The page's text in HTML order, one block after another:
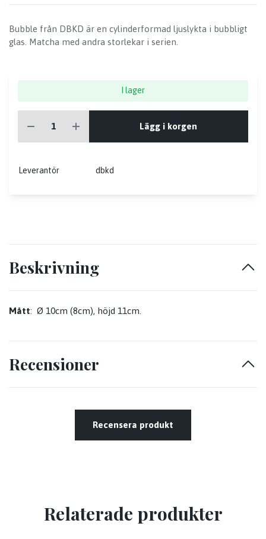
Bubble från DBKD är en cylinderformad ljuslykta i bubbligt
glas. Matcha med andra storlekar i serien.
I lager
Lägg i korgen
Leverantör dbkd
Beskrivning
Mått: Ø 10cm (8cm), höjd 11cm.
Recensioner
Recensera produkt
Relaterade produkter